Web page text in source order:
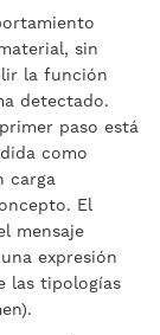
sin
la función
detectado.
paso está
como
carga
El
mensaje
expresión
las tipologías